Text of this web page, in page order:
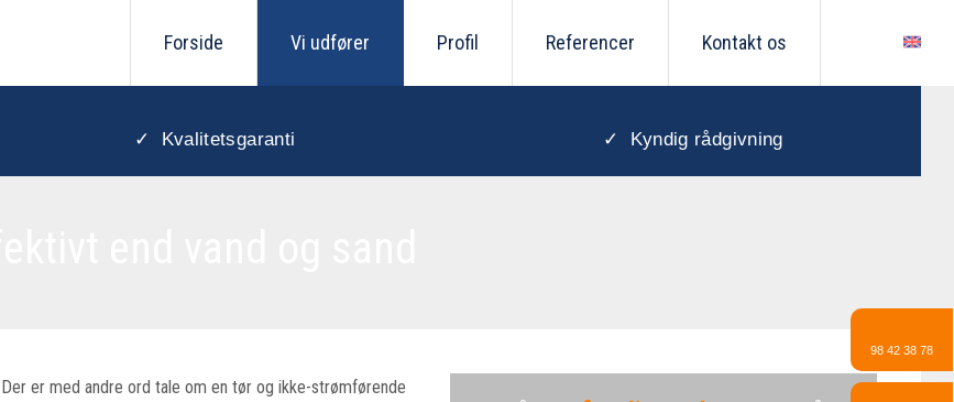
98 42 38 78
Forside Vi udfører Profil Referencer Kontakt os
✓ Kvalitetsgaranti ✓ Kyndig rådgivning
Der er med andre ord tale om en tør og ikke-strømførende